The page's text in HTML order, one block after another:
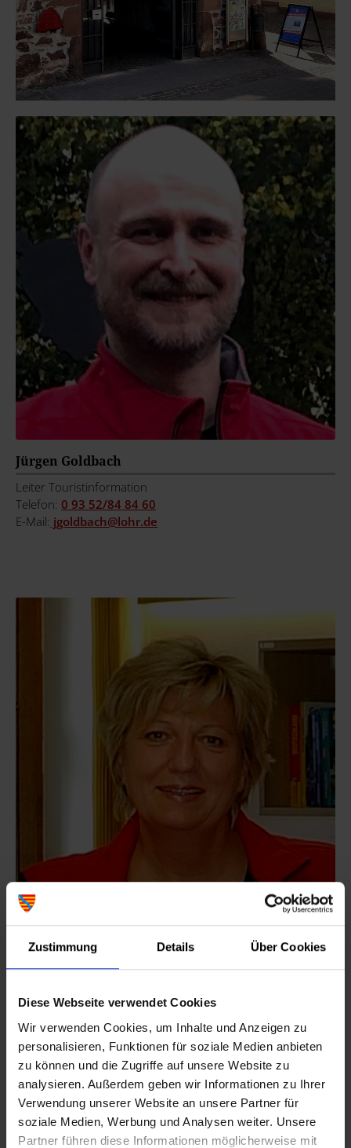
Zustimmung Details Über Cookies
Diese Webseite verwendet Cookies
Wir verwenden Cookies, um Inhalte und Anzeigen zu
personalisieren, Funktionen für soziale Medien anbieten
zu können und die Zugriffe auf unsere Website zu
analysieren. Außerdem geben wir Informationen zu Ihrer
Verwendung unserer Website an unsere Partner für
soziale Medien, Werbung und Analysen weiter. Unsere
Partner führen diese Informationen möglicherweise mit
Jürgen Goldbach
Leiter Touristinformation
Telefon: 0 93 52/84 84 60
E-Mail: jgoldbach@lohr.de
Hannelore Etzel
Sachbearbeiterin
E-Mail: hetzel@lohr.de